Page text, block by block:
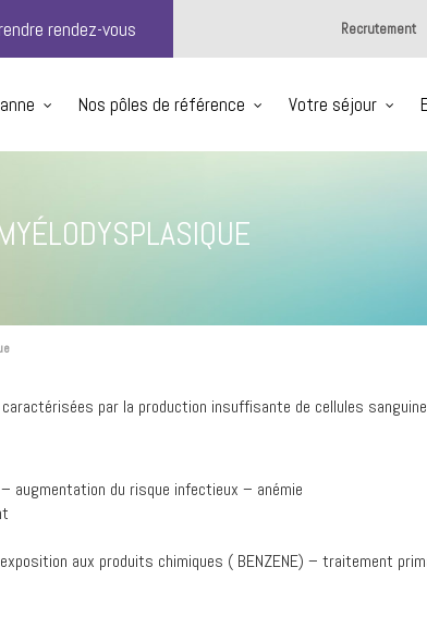
rendez-vous Recrutement
Nos pôles de référence Votre séjour
caractérisées par la production insuffisante de cellules
augmentation du risque infectieux – anémie
aux produits chimiques ( BENZENE) – traitement